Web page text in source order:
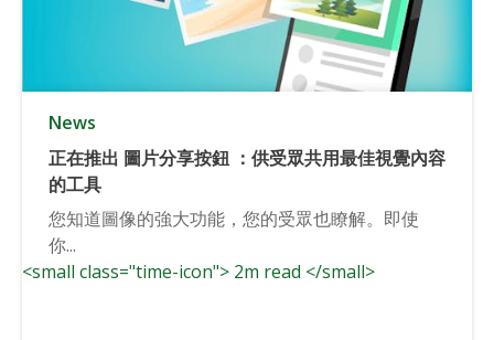
News
正在推出 圖片分享按鈕 ：供受眾共用最佳視覺內容
的工具
您知道圖像的強大功能，您的受眾也瞭解。即使
你...
<small class="time-icon"> 2m read </small>